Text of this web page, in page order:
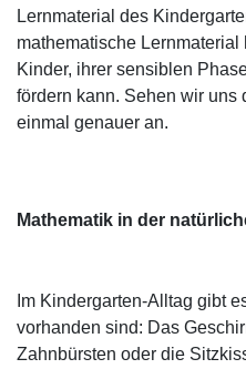
Lernmaterial des
mathematische
Kinder, ihrer sensiblen
fördern kann. Sehen wir uns
einmal genauer an.
Mathematik in der
Im Kindergarten-Alltag gibt
vorhanden sind: Das
Zahnbürsten oder die